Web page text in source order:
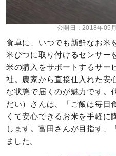
公開日：2018年05
食卓に、いつでも新鮮なお米
米びつに取り付けるセンサー
米の購入をサポートするサー
社。農家から直接仕入れた安
な状態で届くのが魅力です。
だい）さんは、「ご飯は毎日
くて安心できるお米を手軽に
します。富田さんが目指す、
ました。